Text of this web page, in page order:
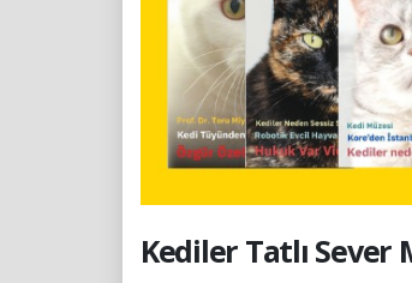
Kediler Tatlı Sever